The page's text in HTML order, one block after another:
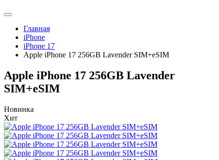
Главная
iPhone
iPhone 17
Apple iPhone 17 256GB Lavender SIM+eSIM
Apple iPhone 17 256GB Lavender
SIM+eSIM
Новинка
Хит